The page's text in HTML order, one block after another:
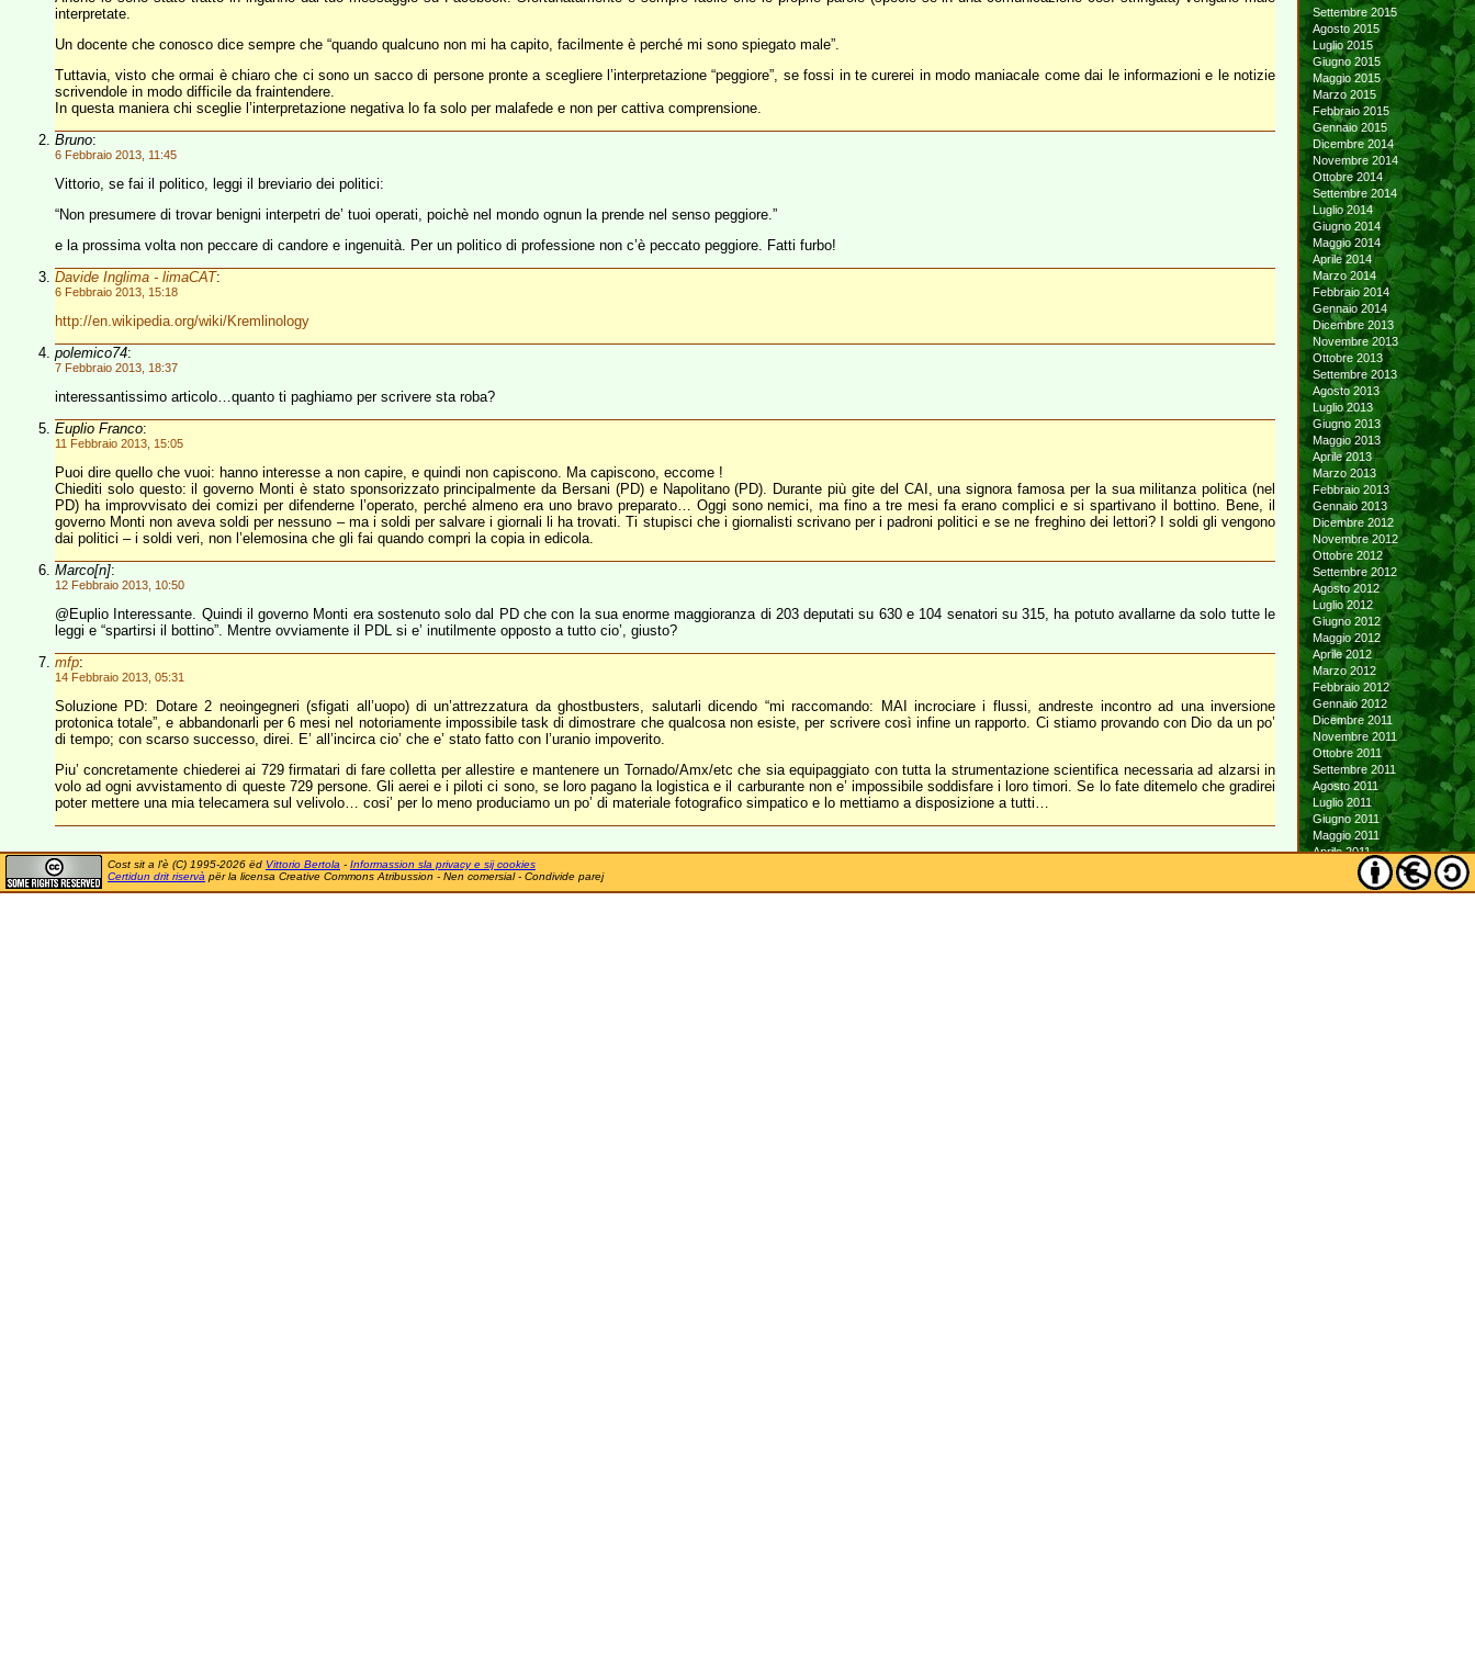
interpretate.
Un docente che conosco dice sempre che “quando qualcuno non mi ha capito, facilmente è perché mi sono spiegato male”.
Tuttavia, visto che ormai è chiaro che ci sono un sacco di persone pronte a scegliere l’interpretazione “peggiore”, se fossi in te curerei in modo maniacale come dai le informazioni e le notizie
scrivendole in modo difficile da fraintendere.
In questa maniera chi sceglie l’interpretazione negativa lo fa solo per malafede e non per cattiva comprensione.
Bruno:
6 Febbraio 2013, 11:45
Vittorio, se fai il politico, leggi il breviario dei politici:
“Non presumere di trovar benigni interpetri de’ tuoi operati, poichè nel mondo ognun la prende nel senso peggiore.”
e la prossima volta non peccare di candore e ingenuità. Per un politico di professione non c’è peccato peggiore. Fatti furbo!
Davide Inglima - limaCAT:
6 Febbraio 2013, 15:18
http://en.wikipedia.org/wiki/Kremlinology
polemico74:
7 Febbraio 2013, 18:37
interessantissimo articolo…quanto ti paghiamo per scrivere sta roba?
Euplio Franco:
11 Febbraio 2013, 15:05
Puoi dire quello che vuoi: hanno interesse a non capire, e quindi non capiscono. Ma capiscono, eccome !
Chiediti solo questo: il governo Monti è stato sponsorizzato principalmente da Bersani (PD) e Napolitano (PD). Durante più gite del CAI, una signora famosa per la sua militanza politica (nel
PD) ha improvvisato dei comizi per difenderne l’operato, perché almeno era uno bravo preparato… Oggi sono nemici, ma fino a tre mesi fa erano complici e si spartivano il bottino. Bene, il
governo Monti non aveva soldi per nessuno – ma i soldi per salvare i giornali li ha trovati. Ti stupisci che i giornalisti scrivano per i padroni politici e se ne freghino dei lettori? I soldi gli vengono
dai politici – i soldi veri, non l’elemosina che gli fai quando compri la copia in edicola.
Marco[n]:
12 Febbraio 2013, 10:50
@Euplio Interessante. Quindi il governo Monti era sostenuto solo dal PD che con la sua enorme maggioranza di 203 deputati su 630 e 104 senatori su 315, ha potuto avallarne da solo tutte le
leggi e “spartirsi il bottino”. Mentre ovviamente il PDL si e’ inutilmente opposto a tutto cio’, giusto?
mfp:
14 Febbraio 2013, 05:31
Soluzione PD: Dotare 2 neoingegneri (sfigati all’uopo) di un’attrezzatura da ghostbusters, salutarli dicendo “mi raccomando: MAI incrociare i flussi, andreste incontro ad una inversione
protonica totale”, e abbandonarli per 6 mesi nel notoriamente impossibile task di dimostrare che qualcosa non esiste, per scrivere così infine un rapporto. Ci stiamo provando con Dio da un po’
di tempo; con scarso successo, direi. E’ all’incirca cio’ che e’ stato fatto con l’uranio impoverito.
Piu’ concretamente chiederei ai 729 firmatari di fare colletta per allestire e mantenere un Tornado/Amx/etc che sia equipaggiato con tutta la strumentazione scientifica necessaria ad alzarsi in
volo ad ogni avvistamento di queste 729 persone. Gli aerei e i piloti ci sono, se loro pagano la logistica e il carburante non e’ impossibile soddisfare i loro timori. Se lo fate ditemelo che gradirei
poter mettere una mia telecamera sul velivolo… cosi’ per lo meno produciamo un po’ di materiale fotografico simpatico e lo mettiamo a disposizione a tutti…
Settembre 2015
Agosto 2015
Luglio 2015
Giugno 2015
Maggio 2015
Marzo 2015
Febbraio 2015
Gennaio 2015
Dicembre 2014
Novembre 2014
Ottobre 2014
Settembre 2014
Luglio 2014
Giugno 2014
Maggio 2014
Aprile 2014
Marzo 2014
Febbraio 2014
Gennaio 2014
Dicembre 2013
Novembre 2013
Ottobre 2013
Settembre 2013
Agosto 2013
Luglio 2013
Giugno 2013
Maggio 2013
Aprile 2013
Marzo 2013
Febbraio 2013
Gennaio 2013
Dicembre 2012
Novembre 2012
Ottobre 2012
Settembre 2012
Agosto 2012
Luglio 2012
Giugno 2012
Maggio 2012
Aprile 2012
Marzo 2012
Febbraio 2012
Gennaio 2012
Dicembre 2011
Novembre 2011
Ottobre 2011
Settembre 2011
Agosto 2011
Luglio 2011
Giugno 2011
Maggio 2011
Aprile 2011
Marzo 2011
Febbraio 2011
Cost sit a l'è (C) 1995-2026 ëd Vittorio Bertola - Informassion sla privacy e sij cookies
Certidun drit riservà për la licensa Creative Commons Atribussion - Nen comersial - Condivide parej